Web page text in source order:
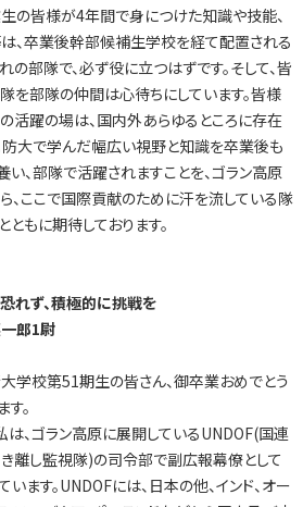
の皆様が4年間で身につけた知識や技能、
、卒業後幹部候補生学校を経て配置される
の部隊で、必ず役に立つはずです。そして、皆
を部隊の仲間は心待ちにしています。皆様
活躍の場は、国内外あらゆるところに存在
防大で学んだ幅広い視野と知識を卒業後も
い、部隊で活躍されますことを、ゴラン高原
、ここで国際貢献のために汗を流している隊
ともに期待しております。
れず、積極的に挑戦を
郎1尉
学校第51期生の皆さん、御卒業おめでとう
す。
は、ゴラン高原に展開しているUNDOF(国連
離し監視隊)の司令部で副広報幕僚として
います。UNDOFには、日本の他、インド、オー